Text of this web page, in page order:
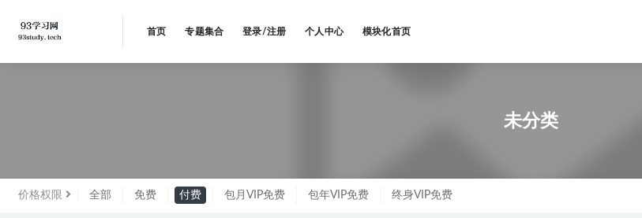
首页 专题集合 登录/注册 个人中心 模块化首页
未分类
价格权限 全部 免费 付费 包月VIP免费 包年VIP免费 终身VIP免费